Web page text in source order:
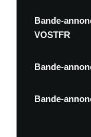
Bande-
VOSTFR
Bande-
Bande-